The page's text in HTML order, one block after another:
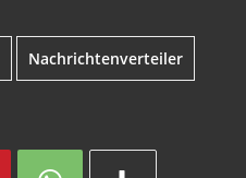
Nachrichtenverteiler